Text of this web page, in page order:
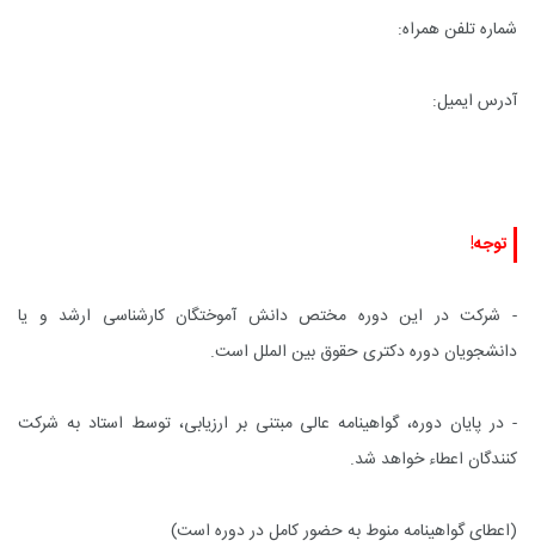
شماره تلفن همراه:
آدرس ایمیل:
توجه!
- شرکت در این دوره مختص دانش آموختگان کارشناسی ارشد و یا
دانشجویان دوره دکتری حقوق بین الملل است.
- در پایان دوره، گواهینامه عالی مبتنی بر ارزیابی، توسط استاد به شرکت
کنندگان اعطاء خواهد شد.
(اعطای گواهینامه منوط به حضور کامل در دوره است)